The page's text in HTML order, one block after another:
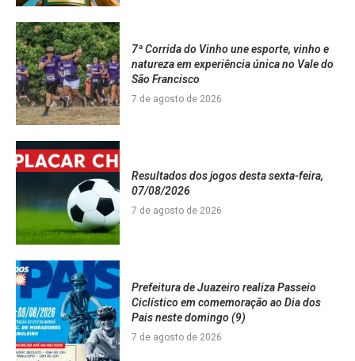
7ª Corrida do Vinho une esporte, vinho e
natureza em experiência única no Vale do
São Francisco
7 de agosto de 2026
Resultados dos jogos desta sexta-feira,
07/08/2026
7 de agosto de 2026
Prefeitura de Juazeiro realiza Passeio
Ciclístico em comemoração ao Dia dos
Pais neste domingo (9)
7 de agosto de 2026